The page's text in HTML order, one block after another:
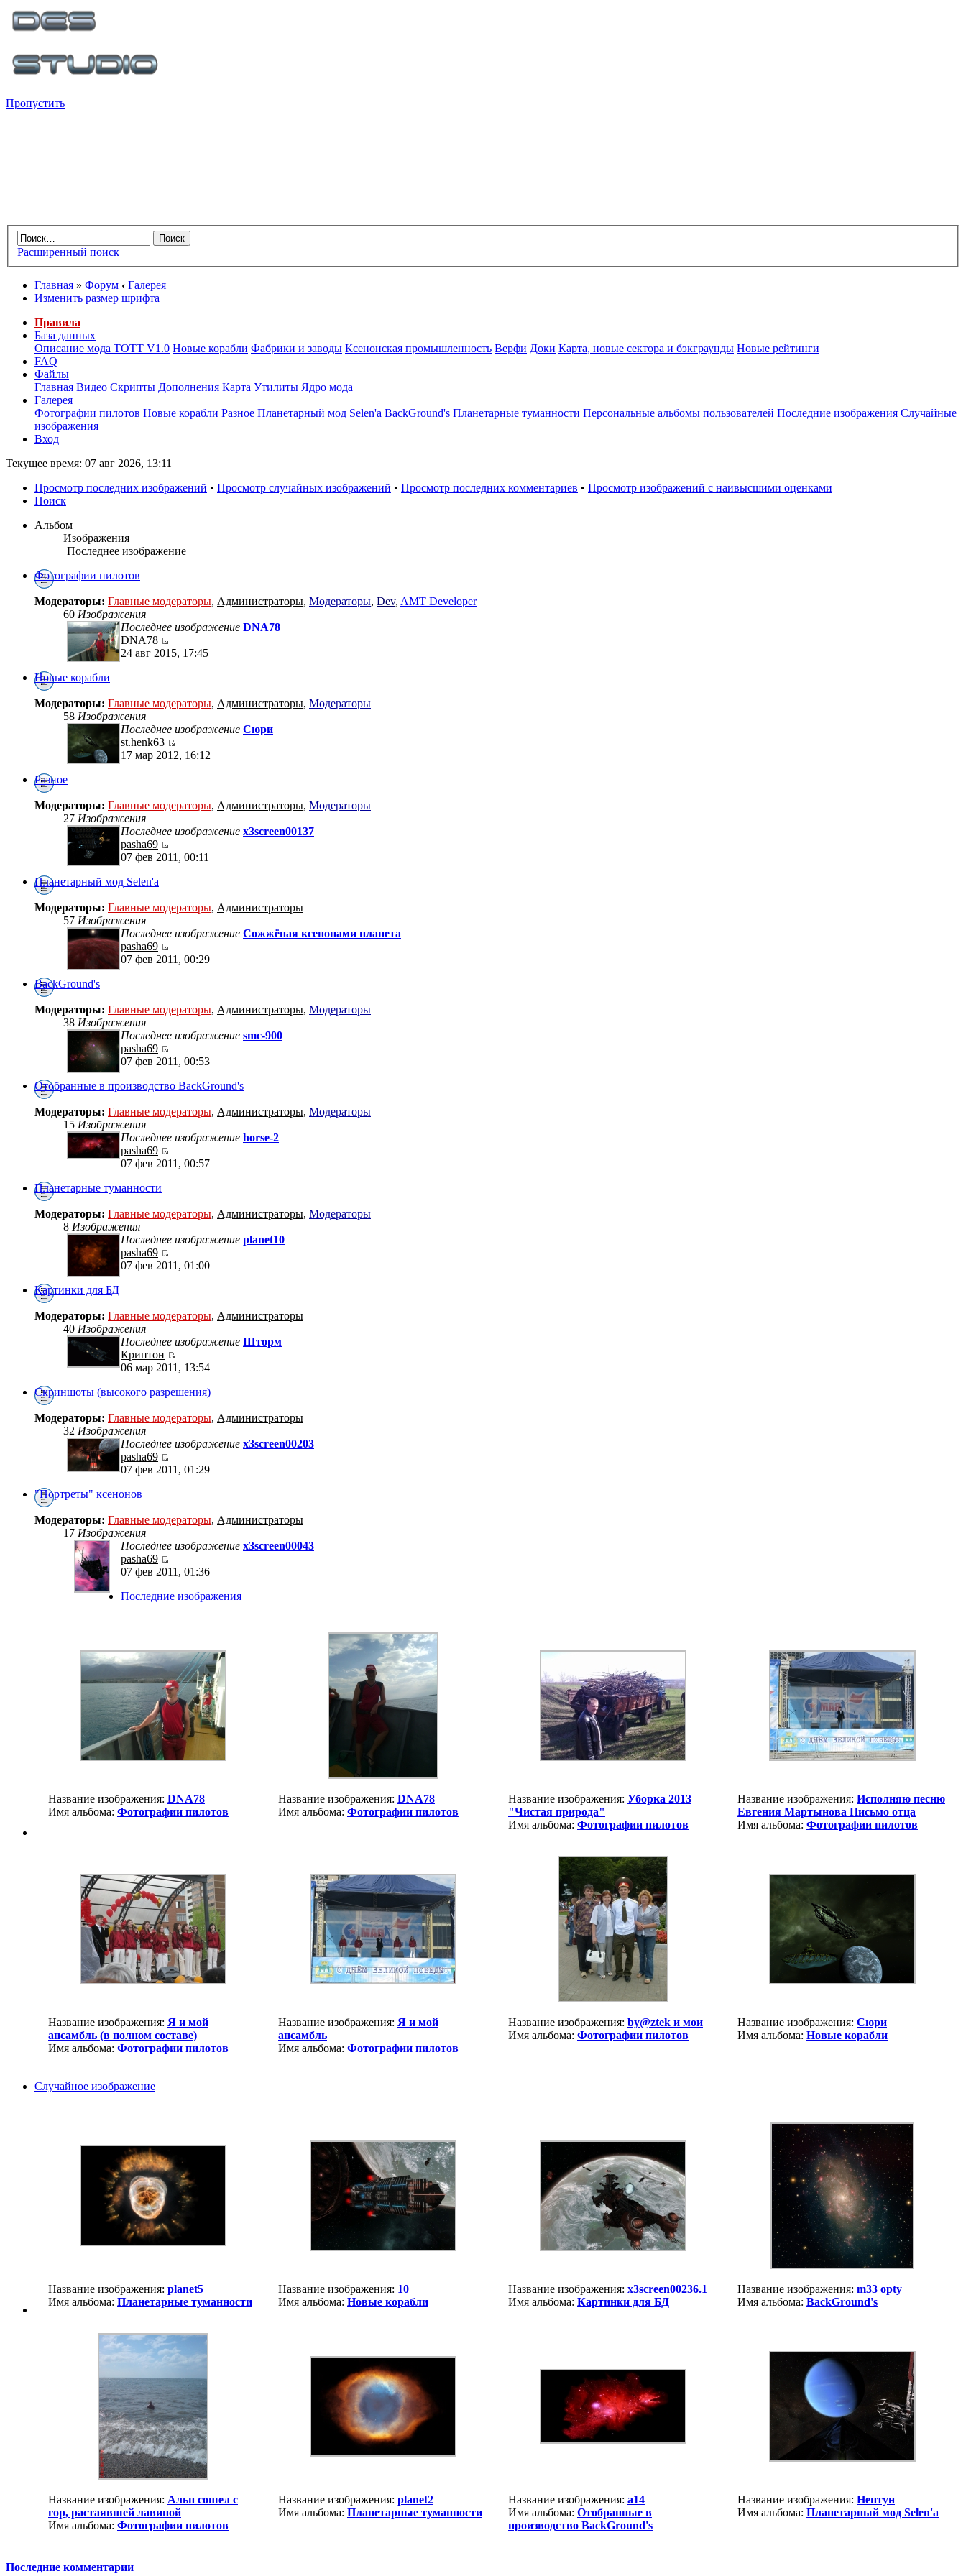
Пропустить
Расширенный поиск
Главная » Форум ‹ Галерея
Изменить размер шрифта
Правила
База данных
Описание мода ТОТТ V1.0 Новые корабли Фабрики и заводы Ксенонская промышленность Верфи Доки Карта, новые сектора и бэкграунды Новые рейтинги
FAQ
Файлы
Главная Видео Скрипты Дополнения Карта Утилиты Ядро мода
Галерея
Фотографии пилотов Новые корабли Разное Планетарный мод Selen'a BackGround's Планетарные туманности Персональные альбомы пользователей Последние изображения Случайные
изображения
Вход
Текущее время: 07 авг 2026, 13:11
Просмотр последних изображений • Просмотр случайных изображений • Просмотр последних комментариев • Просмотр изображений с наивысшими оценками
Поиск
Альбом
Изображения
Последнее изображение
Фотографии пилотов
Модераторы: Главные модераторы, Администраторы, Модераторы, Dev, AMT Developer
60 Изображения
Последнее изображение DNA78
DNA78
24 авг 2015, 17:45
Новые корабли
Модераторы: Главные модераторы, Администраторы, Модераторы
58 Изображения
Последнее изображение Сюри
st.henk63
17 мар 2012, 16:12
Разное
Модераторы: Главные модераторы, Администраторы, Модераторы
27 Изображения
Последнее изображение x3screen00137
pasha69
07 фев 2011, 00:11
Планетарный мод Selen'a
Модераторы: Главные модераторы, Администраторы
57 Изображения
Последнее изображение Сожжёная ксенонами планета
pasha69
07 фев 2011, 00:29
BackGround's
Модераторы: Главные модераторы, Администраторы, Модераторы
38 Изображения
Последнее изображение smc-900
pasha69
07 фев 2011, 00:53
Отобранные в производство BackGround's
Модераторы: Главные модераторы, Администраторы, Модераторы
15 Изображения
Последнее изображение horse-2
pasha69
07 фев 2011, 00:57
Планетарные туманности
Модераторы: Главные модераторы, Администраторы, Модераторы
8 Изображения
Последнее изображение planet10
pasha69
07 фев 2011, 01:00
Картинки для БД
Модераторы: Главные модераторы, Администраторы
40 Изображения
Последнее изображение Шторм
Криптон
06 мар 2011, 13:54
Скриншоты (высокого разрешения)
Модераторы: Главные модераторы, Администраторы
32 Изображения
Последнее изображение x3screen00203
pasha69
07 фев 2011, 01:29
"Портреты" ксенонов
Модераторы: Главные модераторы, Администраторы
17 Изображения
Последнее изображение x3screen00043
pasha69
07 фев 2011, 01:36
Последние изображения
Название изображения: DNA78
Имя альбома: Фотографии пилотов
Название изображения: DNA78
Имя альбома: Фотографии пилотов
Название изображения: Уборка 2013
"Чистая природа"
Имя альбома: Фотографии пилотов
Название изображения: Исполняю песню
Евгения Мартынова Письмо отца
Имя альбома: Фотографии пилотов
Название изображения: Я и мой
ансамбль (в полном составе)
Имя альбома: Фотографии пилотов
Название изображения: Я и мой
ансамбль
Имя альбома: Фотографии пилотов
Название изображения: by@ztek и мои
Имя альбома: Фотографии пилотов
Название изображения: Сюри
Имя альбома: Новые корабли
Случайное изображение
Название изображения: planet5
Имя альбома: Планетарные туманности
Название изображения: 10
Имя альбома: Новые корабли
Название изображения: x3screen00236.1
Имя альбома: Картинки для БД
Название изображения: m33 opty
Имя альбома: BackGround's
Название изображения: Альп сошел с
гор, растаявшей лавиной
Имя альбома: Фотографии пилотов
Название изображения: planet2
Имя альбома: Планетарные туманности
Название изображения: a14
Имя альбома: Отобранные в
производство BackGround's
Название изображения: Нептун
Имя альбома: Планетарный мод Selen'a
Последние комментарии